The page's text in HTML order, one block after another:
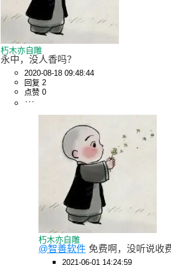
朽木亦自雕
永中，没人香吗？
2020-08-18 09:48:44
回复 2
点赞 0
朽木亦自雕
@智善软件 免费啊，没听说收
2021-06-01 14:24:59